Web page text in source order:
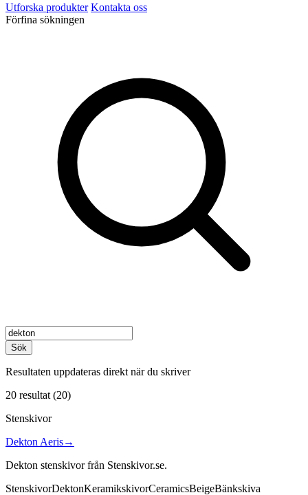
Utforska produkter Kontakta oss
Förfina sökningen
Sök
Resultaten uppdateras direkt när du skriver
20 resultat (20)
Stenskivor
Dekton Aeris→
Dekton stenskivor från Stenskivor.se.
StenskivorDektonKeramikskivorCeramicsBeigeBänkskiva